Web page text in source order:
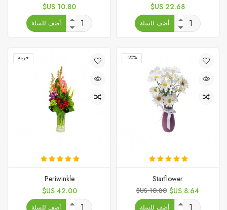
السعر
22.68 US$
أضف للسلة
السعر
10.80 US$
أضف للسلة
‎-20%
Starflower
السعر
8.64 US$
السعر
الأساسي
10.80 US$
أضف للسلة
حزمة
Periwinkle
السعر
42.00 US$
أضف للسلة